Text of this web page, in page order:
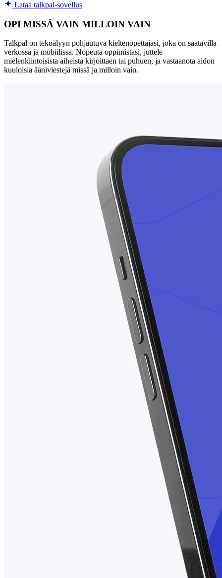
Lataa talkpal-sovellus
OPI MISSÄ VAIN MILLOIN VAIN
Talkpal on tekoälyyn pohjautuva kieltenopettajasi, joka on saatavilla
verkossa ja mobiilissa. Nopeuta oppimistasi, juttele
mielenkiintoisista aiheista kirjoittaen tai puhuen, ja vastaanota aidon
kuuloisia ääniviestejä missä ja milloin vain.